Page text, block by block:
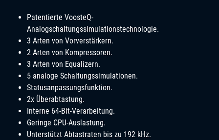
Patentierte VoosteQ-
Analogschaltungssimulationstechnologie.
3 Arten von Vorverstärkern.
2 Arten von Kompressoren.
3 Arten von Equalizern.
5 analoge Schaltungssimulationen.
Statusanpassungsfunktion.
2x Überabtastung.
Interne 64-Bit-Verarbeitung.
Geringe CPU-Auslastung.
Unterstützt Abtastraten bis zu 192 kHz.